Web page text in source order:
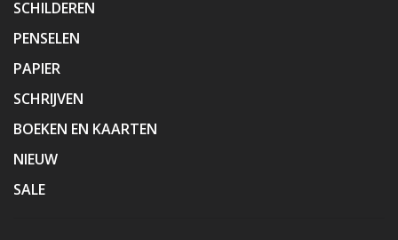
SCHILDEREN
PENSELEN
PAPIER
SCHRIJVEN
BOEKEN EN KAARTEN
NIEUW
SALE